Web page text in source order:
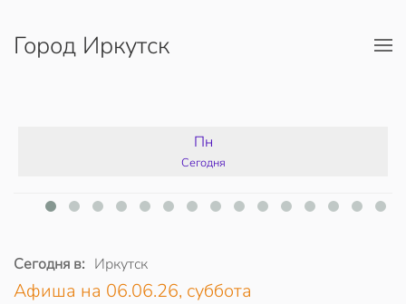
Перейти к содержимому
Город Иркутск
Пн
Сегодня
Сегодня в: Иркутск
Афиша на 06.06.26, суббота